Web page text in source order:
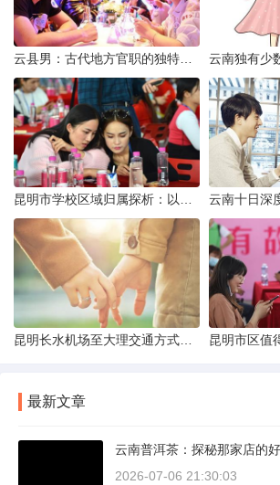
最新文章
云南普洱茶：探秘那家店的好
2026-07-06 21:30:03